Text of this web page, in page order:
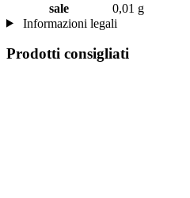
sale
0,01 g
Informazioni legali
Prodotti consigliati